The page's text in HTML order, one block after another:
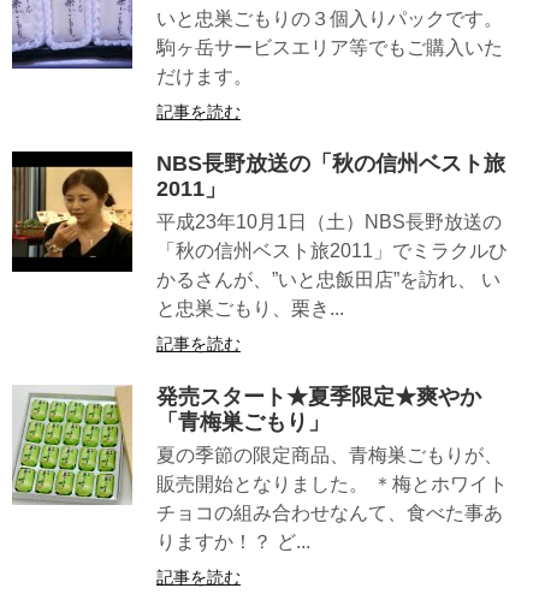
いと忠巣ごもりの３個入りパックです。
駒ヶ岳サービスエリア等でもご購入いた
だけます。
記事を読む
NBS長野放送の「秋の信州ベスト旅
2011」
平成23年10月1日（土）NBS長野放送の
「秋の信州ベスト旅2011」でミラクルひ
かるさんが、”いと忠飯田店”を訪れ、 い
と忠巣ごもり、栗き...
記事を読む
発売スタート★夏季限定★爽やか
「青梅巣ごもり」
夏の季節の限定商品、青梅巣ごもりが、
販売開始となりました。 ＊梅とホワイト
チョコの組み合わせなんて、食べた事あ
りますか！？ ど...
記事を読む